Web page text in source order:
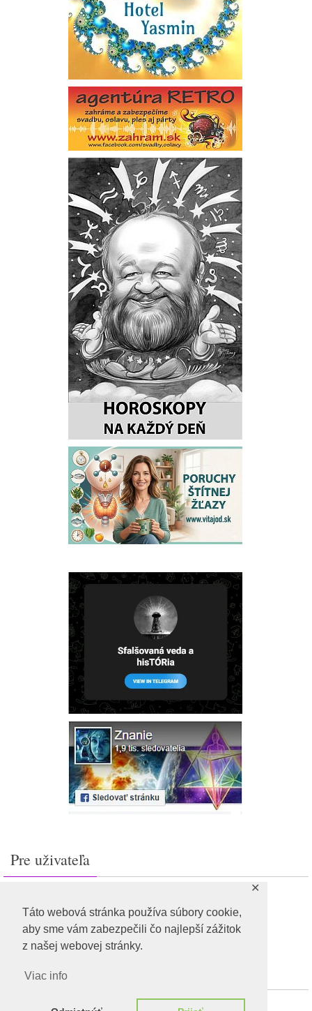
Táto webová stránka používa súbory cookie,
aby sme vám zabezpečili čo najlepší zážitok
z našej webovej stránky.
Viac info
✕
Pre uživateľa
Feed záznamov
RSS feed komentárov
WordPress.org